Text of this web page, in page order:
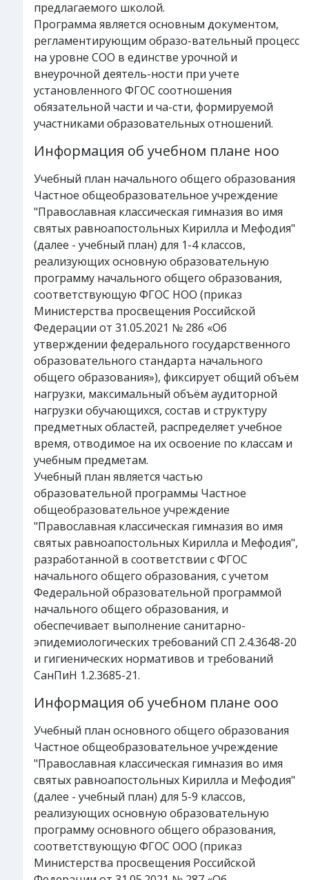
предлагаемого школой.
Программа является основным документом,
регламентирующим образо-вательный процесс
на уровне СОО в единстве урочной и
внеурочной деятель-ности при учете
установленного ФГОС соотношения
обязательной части и ча-сти, формируемой
участниками образовательных отношений.
Информация об учебном плане ноо
Учебный план начального общего образования
Частное общеобразовательное учреждение
"Православная классическая гимназия во имя
святых равноапостольных Кирилла и Мефодия"
(далее - учебный план) для 1-4 классов,
реализующих основную образовательную
программу начального общего образования,
соответствующую ФГОС НОО (приказ
Министерства просвещения Российской
Федерации от 31.05.2021 № 286 «Об
утверждении федерального государственного
образовательного стандарта начального
общего образования»), фиксирует общий объём
нагрузки, максимальный объём аудиторной
нагрузки обучающихся, состав и структуру
предметных областей, распределяет учебное
время, отводимое на их освоение по классам и
учебным предметам.
Учебный план является частью
образовательной программы Частное
общеобразовательное учреждение
"Православная классическая гимназия во имя
святых равноапостольных Кирилла и Мефодия",
разработанной в соответствии с ФГОС
начального общего образования, с учетом
Федеральной образовательной программой
начального общего образования, и
обеспечивает выполнение санитарно-
эпидемиологических требований СП 2.4.3648-20
и гигиенических нормативов и требований
СанПиН 1.2.3685-21.
Информация об учебном плане ооо
Учебный план основного общего образования
Частное общеобразовательное учреждение
"Православная классическая гимназия во имя
святых равноапостольных Кирилла и Мефодия"
(далее - учебный план) для 5-9 классов,
реализующих основную образовательную
программу основного общего образования,
соответствующую ФГОС ООО (приказ
Министерства просвещения Российской